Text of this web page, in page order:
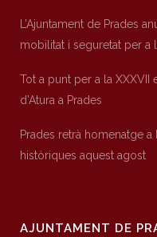
L’Ajuntament de Prades
mobilitat i seguretat per a
Tot a punt per a la
d’Atura a Prades
Prades retrà homenatge
històriques aquest agost
AJUNTAMENT DE